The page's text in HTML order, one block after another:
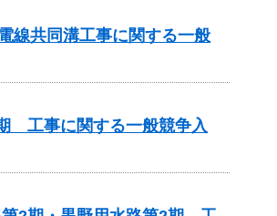
共同溝工事に関する一般
工事に関する一般競争入